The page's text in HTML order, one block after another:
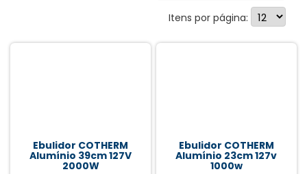
Itens por página:
Ebulidor COTHERM
Alumínio 39cm 127V
2000W
Ebulidor COTHERM
Alumínio 23cm 127v
1000w